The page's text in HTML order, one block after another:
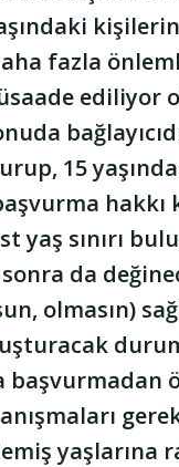
kişilerin
fazla
ediliyor
15
hakkı
yaş sınırı
da
olmasın)
başvurmadan
yaşlarına